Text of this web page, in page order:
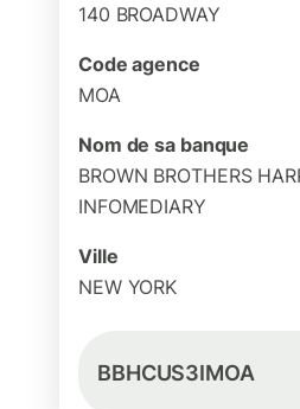
140 BROADWAY
Code agence
MOA
Nom de sa banque
BROWN BROTHERS
INFOMEDIARY
Ville
NEW YORK
BBHCUS3IMOA